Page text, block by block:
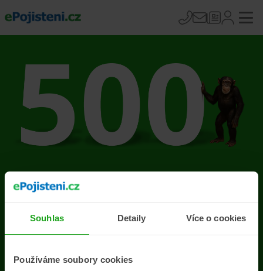
Souhlas Detaily Více o cookies
Používáme soubory cookies
Na stránce se vyskytla
chyba